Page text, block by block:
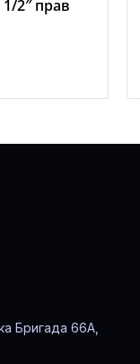
2″ прав
Бригада 66А,